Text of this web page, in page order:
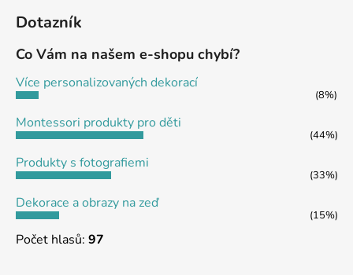
Dotazník
Co Vám na našem e-shopu chybí?
Více personalizovaných dekorací
(8%)
Montessori produkty pro děti
(44%)
Produkty s fotografiemi
(33%)
Dekorace a obrazy na zeď
(15%)
Počet hlasů: 97